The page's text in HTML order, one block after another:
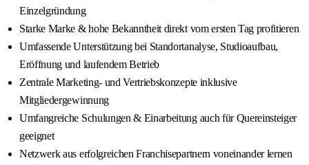
Einzelgründung
Starke Marke & hohe Bekanntheit direkt vom ersten Tag profitieren
Umfassende Unterstützung bei Standortanalyse, Studioaufbau,
Eröffnung und laufendem Betrieb
Zentrale Marketing- und Vertriebskonzepte inklusive
Mitgliedergewinnung
Umfangreiche Schulungen & Einarbeitung auch für Quereinsteiger
geeignet
Netzwerk aus erfolgreichen Franchisepartnern voneinander lernen